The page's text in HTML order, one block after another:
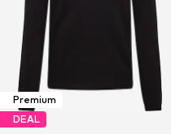
Premium
DEAL